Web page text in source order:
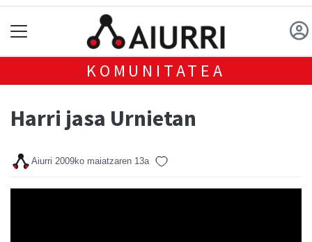
KOMUNITATEA
Harri jasa Urnietan
Aiurri 2009ko maiatzaren 13a